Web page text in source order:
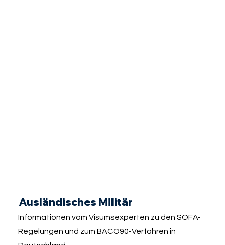
Ausländisches Militär
Informationen vom Visumsexperten zu den SOFA-
Regelungen und zum BACO90-Verfahren in